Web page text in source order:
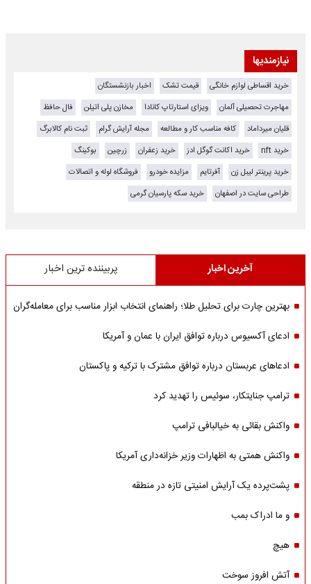
نیازمندیها
خرید اقساطی لوازم خانگی قیمت تشک
اخبار بازنشستگان
مهاجرت تحصیلی آلمان
ویزای استارتاپ کانادا مخازن پلی اتیلن
فال حافظ
قلیان میرداماد
کافه مناسب کار و مطالعه مجله آرایش گرام
ثبت نام کالابرگ
خرید nft
خرید اکانت گوگل ادز خرید زعفران زرچین
بوکینگ
خرید پرینتر لیبل زن
آفرتایم مزایده خودرو
فروشگاه لوله و اتصالات
طراحی سایت در اصفهان
خرید سکه پارسیان گرمی
آخرین اخبار پربیننده ترین اخبار
بهترین چارت برای تحلیل طلا؛ راهنمای انتخاب ابزار مناسب برای معامله‌گران
ادعای آکسیوس درباره توافق ایران با عمان و آمریکا
ادعاهای عربستان درباره توافق مشترک با ترکیه و پاکستان
ترامپ جنایتکار، سوئیس را تهدید کرد
واکنش بقائی به خیالبافی ترامپ
واکنش همتی به اظهارات وزیر خزانه‌داری آمریکا
پشت‌پرده یک آرایش امنیتی تازه در منطقه
و ما ادراک بمب
هیچ
آتش افروز سوخت